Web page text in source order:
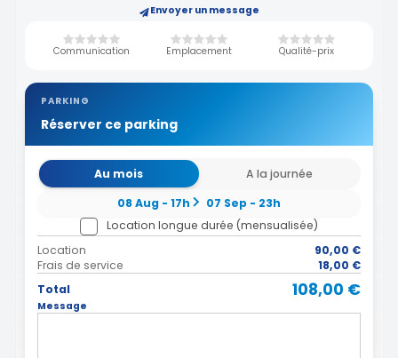
Envoyer un message
Communication Emplacement Qualité-prix
PARKING
Réserver ce parking
Au mois
A la journée
08 Aug - 17h
07 Sep - 23h
Location longue durée (mensualisée)
Location
90,00 €
Frais de service
18,00 €
Total
108,00 €
Message